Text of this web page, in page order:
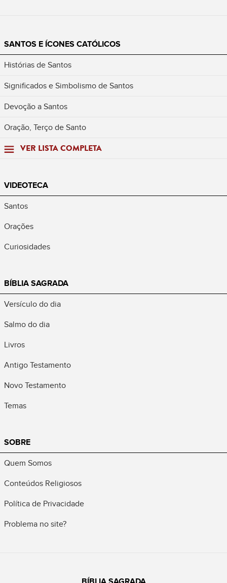
SANTOS E ÍCONES CATÓLICOS
Histórias de Santos
Significados e Simbolismo de Santos
Devoção a Santos
Oração, Terço de Santo
VER LISTA COMPLETA
VIDEOTECA
Santos
Orações
Curiosidades
BÍBLIA SAGRADA
Versículo do dia
Salmo do dia
Livros
Antigo Testamento
Novo Testamento
Temas
SOBRE
Quem Somos
Conteúdos Religiosos
Política de Privacidade
Problema no site?